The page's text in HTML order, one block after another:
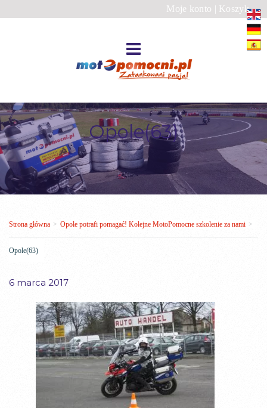
Moje konto | Koszyk
Opole(63)
Strona główna > Opole potrafi pomagać! Kolejne MotoPomocne szkolenie za nami >
Opole(63)
6 marca 2017